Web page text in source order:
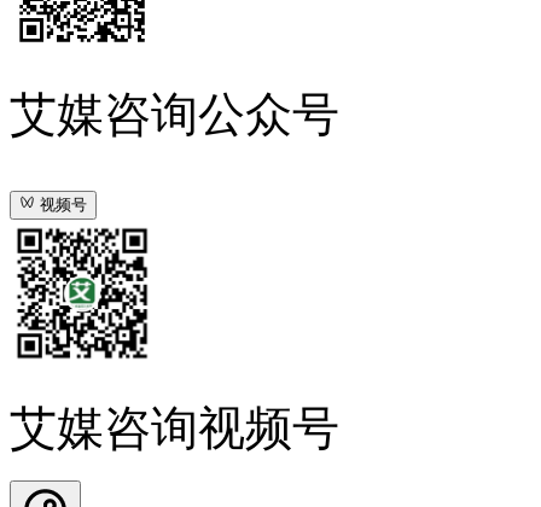
艾媒咨询公众号
视频号
艾媒咨询视频号